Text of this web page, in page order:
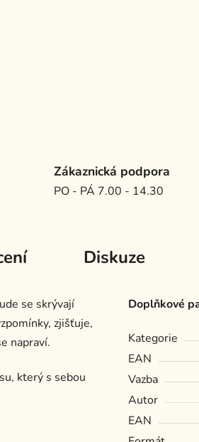
Zákaznická podpora
PO - PÁ 7.00 - 14.30
Diskuze
se skrývají
zjišťuje,
napraví.
který s sebou
Doplňkové
Kategorie
EAN
Vazba
Autor
EAN